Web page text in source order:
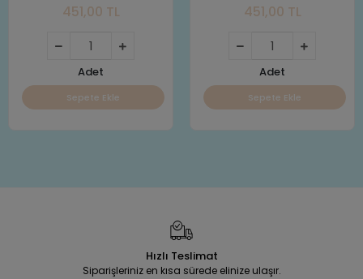
451,00 TL
Adet
Sepete Ekle
451,00 TL
Adet
Sepete Ekle
Hızlı Teslimat
Siparişleriniz en kısa sürede elinize ulaşır.